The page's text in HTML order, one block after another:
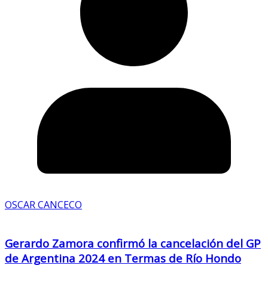
OSCAR CANCECO
Gerardo Zamora confirmó la cancelación del GP
de Argentina 2024 en Termas de Río Hondo